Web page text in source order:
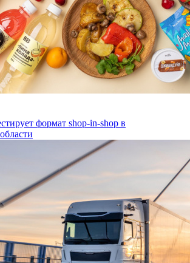
формат shop-in-shop в